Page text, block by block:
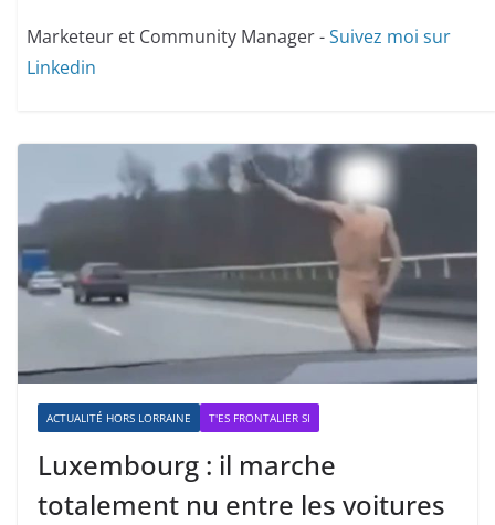
Marketeur et Community Manager -Suivez moi sur
Linkedin
ACTUALITÉ HORS LORRAINE T'ES FRONTALIER SI
Luxembourg : il marche
totalement nu entre les voitures